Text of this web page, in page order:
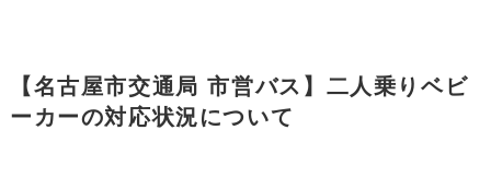
【名古屋市交通局 市営バス】二人乗りベビ
ーカーの対応状況について